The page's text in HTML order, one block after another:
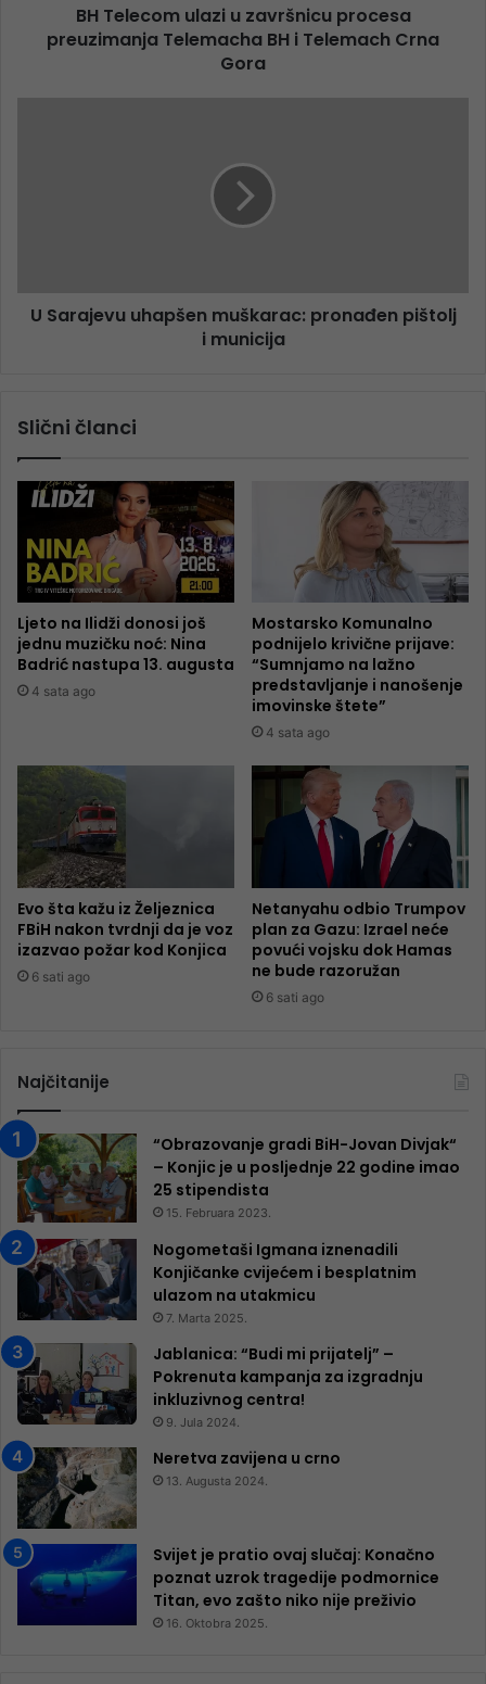
BH Telecom ulazi u završnicu procesa
preuzimanja Telemacha BH i Telemach Crna
Gora
U Sarajevu uhapšen muškarac: pronađen pištolj
i municija
Slični članci
Ljeto na Ilidži donosi još
jednu muzičku noć: Nina
Badrić nastupa 13. augusta
4 sata ago
Mostarsko Komunalno
podnijelo krivične prijave:
“Sumnjamo na lažno
predstavljanje i nanošenje
imovinske štete”
4 sata ago
Evo šta kažu iz Željeznica
FBiH nakon tvrdnji da je voz
izazvao požar kod Konjica
6 sati ago
Netanyahu odbio Trumpov
plan za Gazu: Izrael neće
povući vojsku dok Hamas
ne bude razoružan
6 sati ago
Najčitanije
“Obrazovanje gradi BiH-Jovan Divjak“
– Konjic je u posljednje 22 godine imao
25 ​​stipendista
15. Februara 2023.
Nogometaši Igmana iznenadili
Konjičanke cvijećem i besplatnim
ulazom na utakmicu
7. Marta 2025.
Jablanica: “Budi mi prijatelj” –
Pokrenuta kampanja za izgradnju
inkluzivnog centra!
9. Jula 2024.
Neretva zavijena u crno
13. Augusta 2024.
Svijet je pratio ovaj slučaj: Konačno
poznat uzrok tragedije podmornice
Titan, evo zašto niko nije preživio
16. Oktobra 2025.